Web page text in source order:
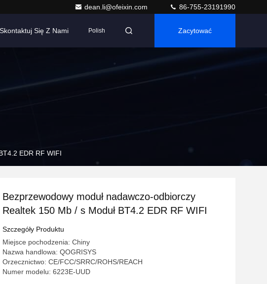
dean.li@ofeixin.com 86-755-23191990
Skontaktuj Się Z Nami Polish Zacytować
EDR RF WIFI
Bezprzewodowy moduł nadawczo-odbiorczy
Realtek 150 Mb / s Moduł BT4.2 EDR RF WIFI
Szczegóły Produktu
Miejsce pochodzenia: Chiny
Nazwa handlowa: QOGRISYS
Orzecznictwo: CE/FCC/SRRC/ROHS/REACH
Numer modelu: 6223E-UUD